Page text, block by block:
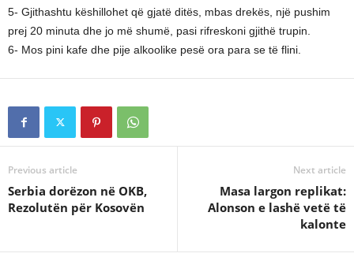
5- Gjithashtu këshillohet që gjatë ditës, mbas drekës, një pushim
prej 20 minuta dhe jo më shumë, pasi rifreskoni gjithë trupin.
6- Mos pini kafe dhe pije alkoolike pesë ora para se të flini.
Previous article
Serbia dorëzon në OKB,
Rezolutën për Kosovën
Next article
Masa largon replikat:
Alonson e lashë vetë të
kalonte